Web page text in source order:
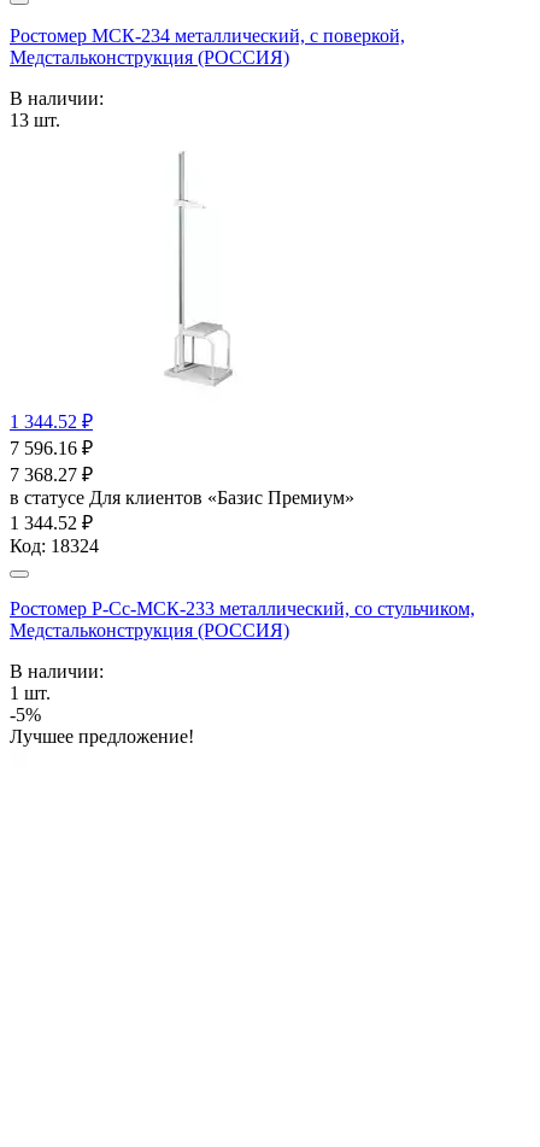
Ростомер МСК-234 металлический, с поверкой,
Медстальконструкция (РОССИЯ)
В наличии:
13 шт.
1 344.52 ₽
7 596.16 ₽
7 368.27 ₽
в статусе Для клиентов «Базис Премиум»
1 344.52 ₽
Код: 18324
Ростомер Р-Сс-МСК-233 металлический, со стульчиком,
Медстальконструкция (РОССИЯ)
В наличии:
1 шт.
-5%
Лучшее предложение!